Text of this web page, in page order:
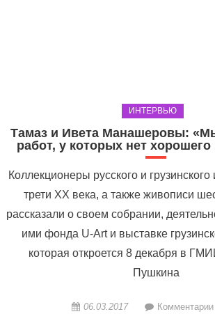
ИНТЕРВЬЮ
Тамаз и Ивета Манашеровы:
работ, у которых нет
Коллекционеры русского и грузинского
трети ХХ века, а также живописи
рассказали о своем собрании,
ими фонда U-Art и выставке
которая откроется 8 декабря в
Пушкина
06.03.2017 Комментарии